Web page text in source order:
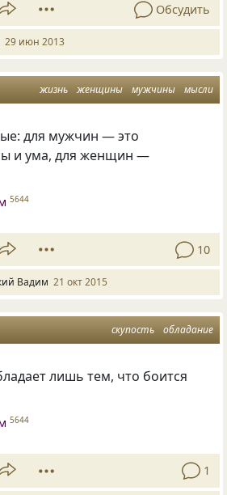
Обсудить
29 июн 2013
жизнь женщины мужчины мысли
для мужчин — это
и ума, для женщин —
5644
10
Вадим 21 окт 2015
скупость обладание
лишь тем, что боится
5644
1